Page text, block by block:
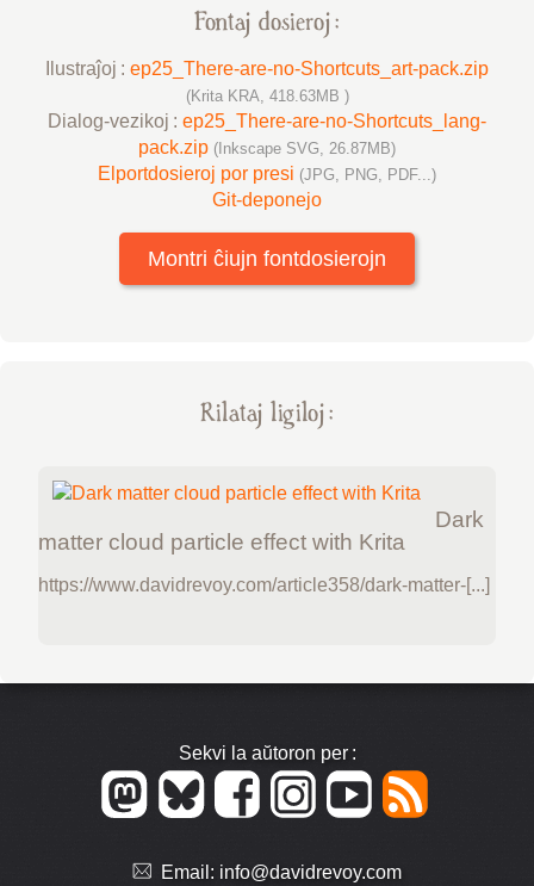
Fontaj dosieroj :
Ilustraĵoj : ep25_There-are-no-Shortcuts_art-pack.zip
(Krita KRA, 418.63MB )
Dialog-vezikoj : ep25_There-are-no-Shortcuts_lang-
pack.zip (Inkscape SVG, 26.87MB)
Elportdosieroj por presi (JPG, PNG, PDF...)
Git-deponejo
Montri ĉiujn fontdosierojn
Rilataj ligiloj :
Dark
matter cloud particle effect with Krita
https://www.davidrevoy.com/article358/dark-matter-[...]
Sekvi la aŭtoron per :
Email: info@davidrevoy.com